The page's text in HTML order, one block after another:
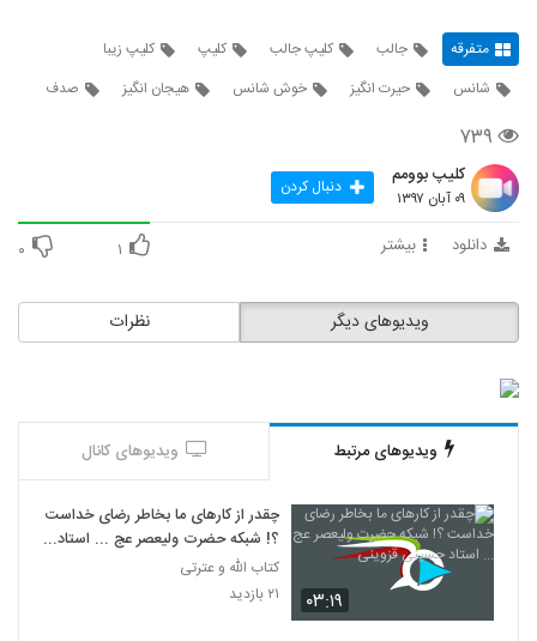
متفرقه جالب کلیپ جالب کلیپ
کلیپ زیبا
شانس
حیرت انگیز خوش شانس هیجان انگیز صدف
۷۳۹
کلیپ بوومم
۰۹ آبان ۱۳۹۷ دنبال کردن
دانلود بیشتر ۱ ۰
نظرات ویدیوهای دیگر
ویدیوهای مرتبط ویدیوهای کانال
۰۳:۱۹
چقدر از کارهای ما بخاطر رضای خداست
؟! شبکه حضرت ولیعصر عج ... استاد
حسینی قزوینی
کتاب الله و عترتی
۲۱ بازدید